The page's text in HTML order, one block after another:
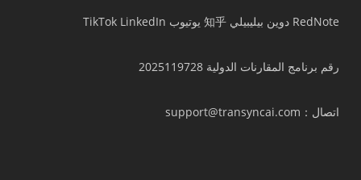
RedNote دوين بيليبيلي 知乎 يوتيوب TikTok LinkedIn
رقم برنامج المقارنات الدولية 2025119728
اتصال ：support@transyncai.com